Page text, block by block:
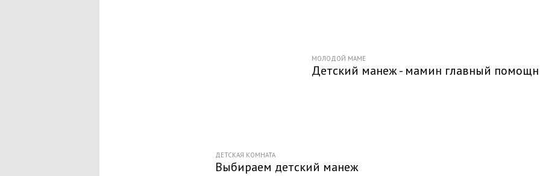
МОЛОДОЙ МАМЕ
Детский манеж - мамин главный
ДЕТСКАЯ КОМНАТА
Выбираем детский манеж